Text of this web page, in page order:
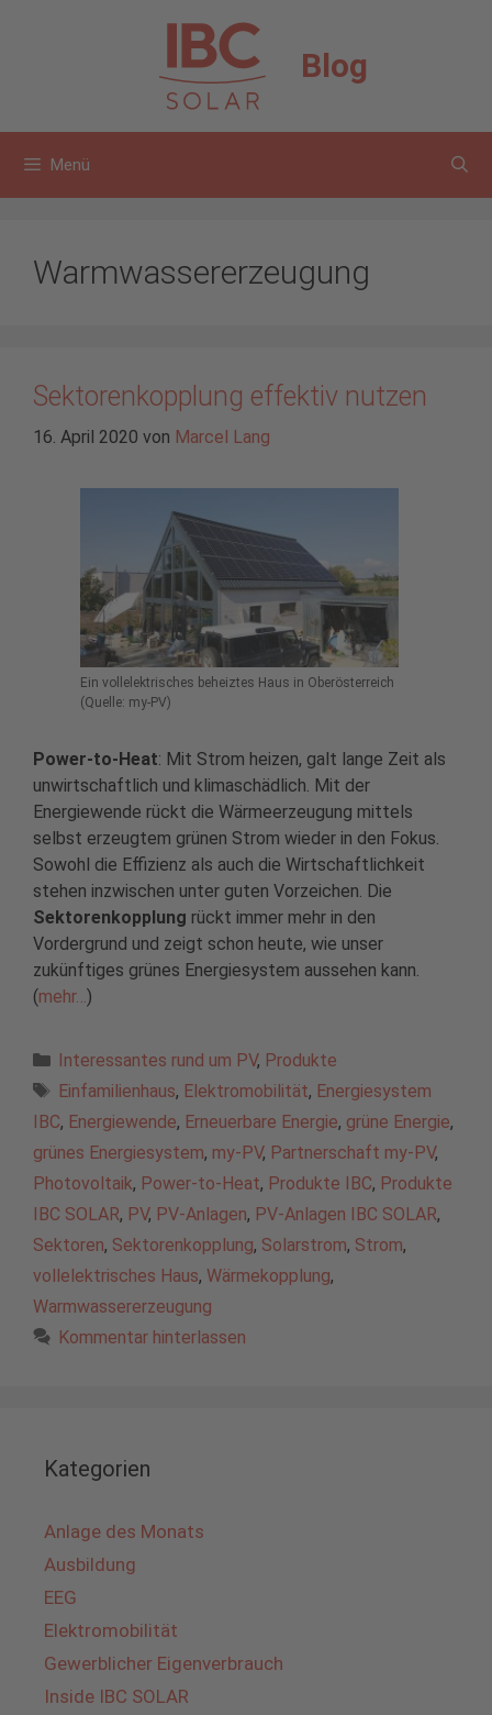
Blog
Menü
Warmwassererzeugung
Sektorenkopplung effektiv nutzen
16. April 2020 von Marcel Lang
Ein vollelektrisches beheiztes Haus in Oberösterreich
(Quelle: my-PV)
Power-to-Heat: Mit Strom heizen, galt lange Zeit als
unwirtschaftlich und klimaschädlich. Mit der
Energiewende rückt die Wärmeerzeugung mittels
selbst erzeugtem grünen Strom wieder in den Fokus.
Sowohl die Effizienz als auch die Wirtschaftlichkeit
stehen inzwischen unter guten Vorzeichen. Die
Sektorenkopplung rückt immer mehr in den
Vordergrund und zeigt schon heute, wie unser
zukünftiges grünes Energiesystem aussehen kann.
(mehr… )
Kategorien
Interessantes rund um PV, Produkte
Schlagwörter
Einfamilienhaus, Elektromobilität, Energiesystem
IBC, Energiewende, Erneuerbare Energie, grüne Energie,
grünes Energiesystem, my-PV, Partnerschaft my-PV,
Photovoltaik, Power-to-Heat, Produkte IBC, Produkte
IBC SOLAR, PV, PV-Anlagen, PV-Anlagen IBC SOLAR,
Sektoren, Sektorenkopplung, Solarstrom, Strom,
vollelektrisches Haus, Wärmekopplung,
Warmwassererzeugung
Kommentar hinterlassen
Kategorien
Anlage des Monats
Ausbildung
EEG
Elektromobilität
Gewerblicher Eigenverbrauch
Inside IBC SOLAR